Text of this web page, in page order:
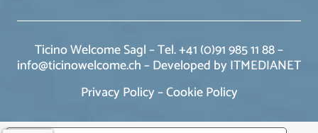
Ticino Welcome Sagl – Tel. +41 (0)91 985 11 88 –
info@ticinowelcome.ch –Developed by ITMEDIANET
Privacy Policy–Cookie Policy